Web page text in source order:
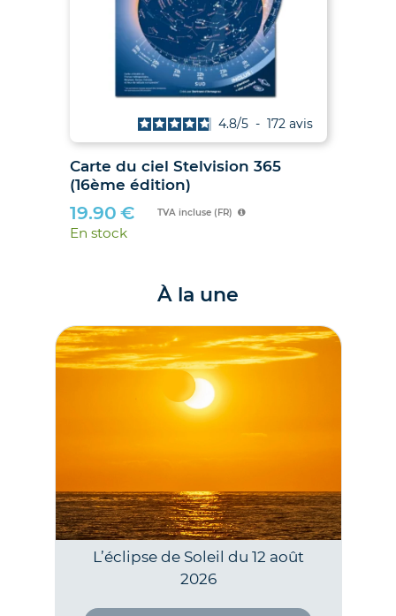
Carte du ciel Stelvision 365
(16ème édition)
4.8/5 - 172 avis
19.90 € TVA incluse (FR)
En stock
À la une
L’éclipse de Soleil du 12 août
2026